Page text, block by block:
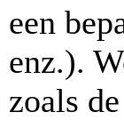
een
enz.).
zoals